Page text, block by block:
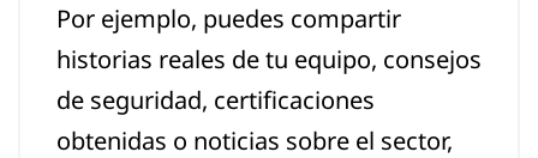
Por ejemplo, puedes compartir
historias reales de tu equipo, consejos
de seguridad, certificaciones
obtenidas o noticias sobre el sector,